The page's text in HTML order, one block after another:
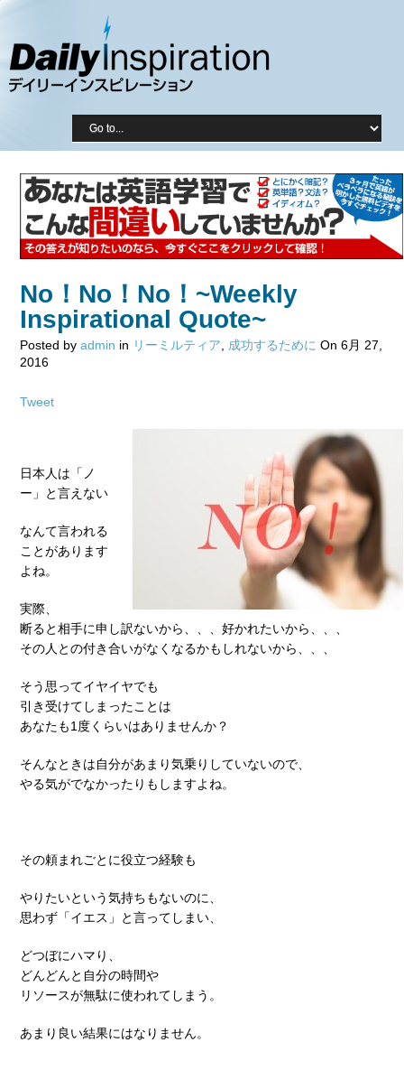
No！No！No！~Weekly
Inspirational Quote~
Posted by admin in リーミルティア 成功するために On 6月 27,
2016
Tweet
日本人は「ノ
ー」と言えない
なんて言われる
ことがあります
よね。
実際、
断ると相手に申し訳ないから、、、好かれたいから、、、
その人との付き合いがなくなるかもしれないから、、、
そう思ってイヤイヤでも
引き受けてしまったことは
あなたも1度くらいはありませんか？
そんなときは自分があまり気乗りしていないので、
やる気がでなかったりもしますよね。
その頼まれごとに役立つ経験も
やりたいという気持ちもないのに、
思わず「イエス」と言ってしまい、
どつぼにハマり、
どんどんと自分の時間や
リソースが無駄に使われてしまう。
あまり良い結果にはなりません。